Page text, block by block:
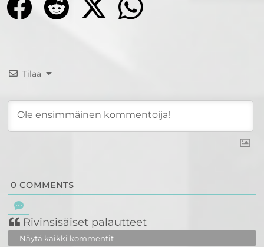
Tilaa
0 COMMENTS
Rivinsisäiset palautteet
Näytä kaikki kommentit